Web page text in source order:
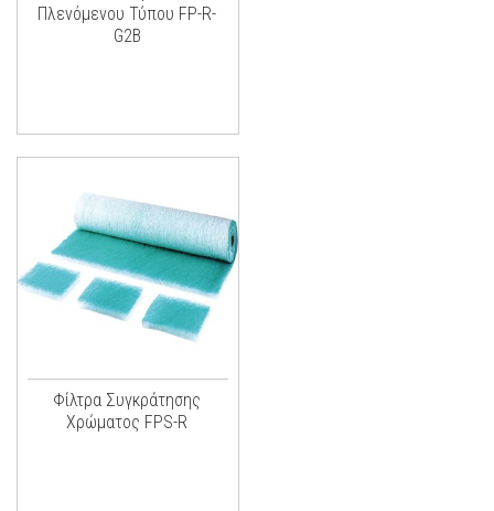
Πλενόμενου Τύπου FP-R-
G2B
Φίλτρα Συγκράτησης
Χρώματος FPS-R